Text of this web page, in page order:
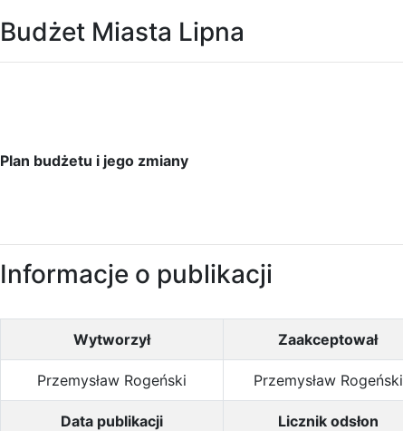
Budżet Miasta Lipna
Plan budżetu i jego zmiany
Informacje o publikacji
Wytworzył Zaakceptował
Przemysław Rogeński Przemysław Rogeński
Data publikacji Licznik odsłon